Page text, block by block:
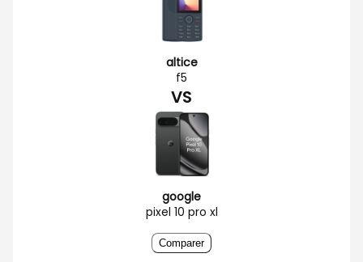
altice
f5
VS
google
pixel 10 pro xl
Comparer